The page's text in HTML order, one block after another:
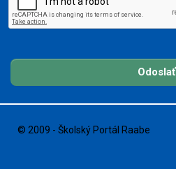
Odoslať
© 2009 - Školský Portál Raabe